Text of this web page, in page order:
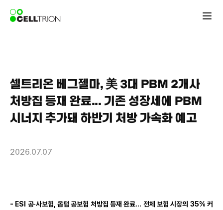
셀트리온 베그젤마, 美 3대 PBM 2개사
처방집 등재 완료... 기존 성장세에 PBM
시너지 추가돼 하반기 처방 가속화 예고
2026.07.07
- ESI 공·사보험, 옵텀 공보험 처방집 등재 완료… 전체 보험 시장의 35% 커